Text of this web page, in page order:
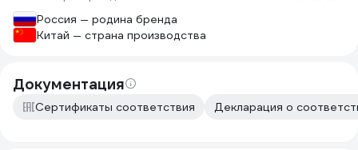
Россия — родина бренда
Китай — страна производства
Документация
Сертификаты соответствия Декларация о